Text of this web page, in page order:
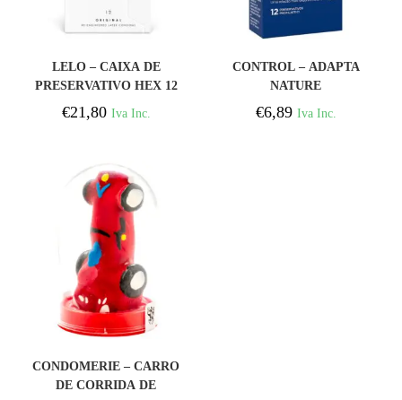
LELO – CAIXA DE
PRESERVATIVO HEX 12
UNIDADES
€21,80 Iva Inc.
CONTROL – ADAPTA
NATURE
PRESERVATIVOS 12
UNIDADES
€6,89 Iva Inc.
CONDOMERIE – CARRO
DE CORRIDA DE